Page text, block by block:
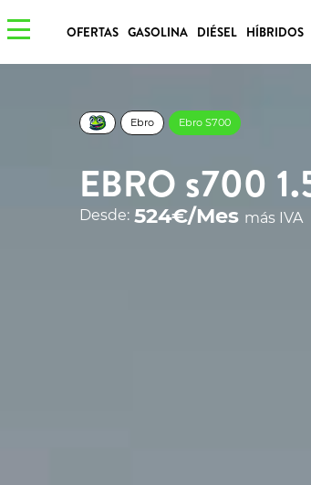
OFERTAS GASOLINA DIÉSEL HÍBRIDOS
Ebro Ebro S700
EBRO s700
Desde: 524€/Mes más IVA